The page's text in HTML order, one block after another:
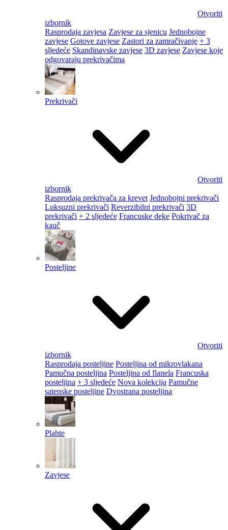
Otvoriti
izbornik
Rasprodaja zavjesa Zavjese za sjenicu Jednobojne
zavjese Gotove zavjese Zastori za zamračivanje + 3
sljedeće Skandinavske zavjese 3D zavjese Zavjese koje
odgovaraju prekrivačima
Prekrivači
Otvoriti
izbornik
Rasprodaja prekrivača za krevet Jednobojni prekrivači
Luksuzni prekrivači Reverzibilni prekrivači 3D
prekrivači + 2 sljedeće Francuske deke Pokrivač za
kauč
Posteljine
Otvoriti
izbornik
Rasprodaja posteljine Posteljina od mikrovlakana
Pamučna posteljina Posteljina od flanela Francuska
posteljina + 3 sljedeće Nova kolekcija Pamučne
satenske posteljine Dvostrana posteljina
Plahte
Zavjese